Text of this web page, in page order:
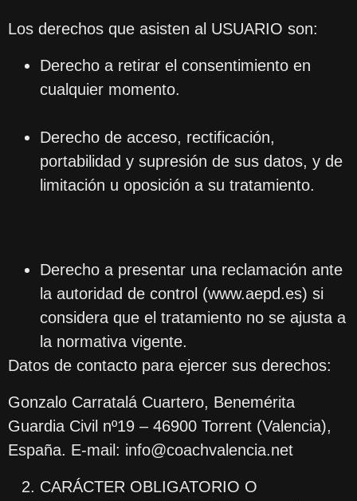
Los derechos que asisten al USUARIO son:
Derecho a retirar el consentimiento en
cualquier momento.
Derecho de acceso, rectificación,
portabilidad y supresión de sus datos, y de
limitación u oposición a su tratamiento.
Derecho a presentar una reclamación ante
la autoridad de control (www.aepd.es) si
considera que el tratamiento no se ajusta a
la normativa vigente.
Datos de contacto para ejercer sus derechos:
Gonzalo Carratalá Cuartero, Benemérita
Guardia Civil nº19 – 46900 Torrent (Valencia),
España. E-mail: info@coachvalencia.net
CARÁCTER OBLIGATORIO O